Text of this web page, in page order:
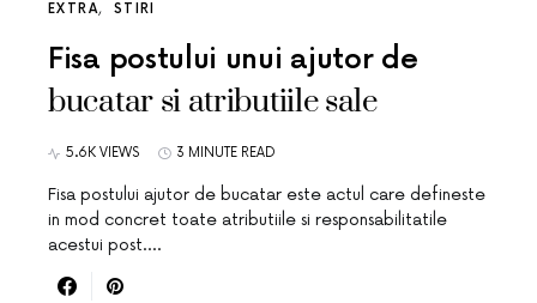
EXTRA STIRI
Fisa postului unui ajutor de
bucatar si atributiile sale
5.6K VIEWS 3 MINUTE READ
Fisa postului ajutor de bucatar este actul care defineste
in mod concret toate atributiile si responsabilitatile
acestui post.…